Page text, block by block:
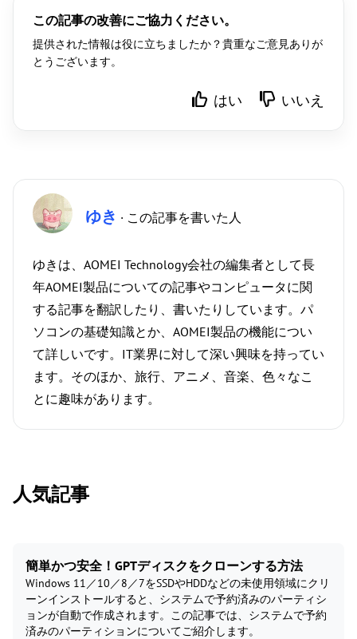
この記事の改善にご協力ください。
提供された情報は役に立ちましたか？貴重なご意見ありが
とうございます。
はい いいえ
ゆき · この記事を書いた人
ゆきは、AOMEI Technology会社の編集者として長
年AOMEI製品についての記事やコンピュータに関
する記事を翻訳したり、書いたりしています。パ
ソコンの基礎知識とか、AOMEI製品の機能につい
て詳しいです。IT業界に対して深い興味を持ってい
ます。そのほか、旅行、アニメ、音楽、色々なこ
とに趣味があります。
人気記事
簡単かつ安全！GPTディスクをクローンする方法
Windows 11／10／8／7をSSDやHDDなどの未使用領域にクリ
ーンインストールすると、システムで予約済みのパーティシ
ョンが自動で作成されます。この記事では、システムで予約
済みのパーティションについてご紹介します。